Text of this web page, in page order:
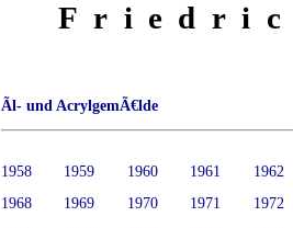
Ãl- und AcrylgemÃ€lde
1958 1959 1960 1961
1962
1968
1969 1970 1971
1972